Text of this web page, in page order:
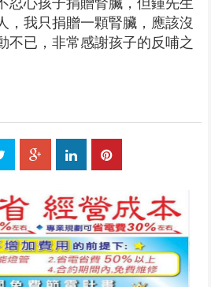
，我只捐贈一顆腎臟，應該沒
不已，非常感謝孩子的反哺之